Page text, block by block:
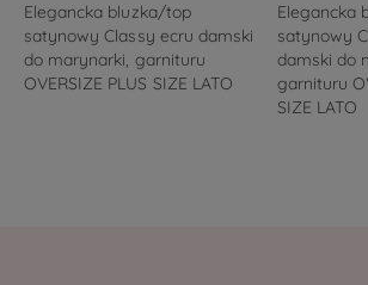
Elegancka bluzka/top
satynowy Classy ecru damski
do marynarki, garnituru
OVERSIZE PLUS SIZE LATO
Elegancka
satynowy
damski do
garnituru
SIZE LATO